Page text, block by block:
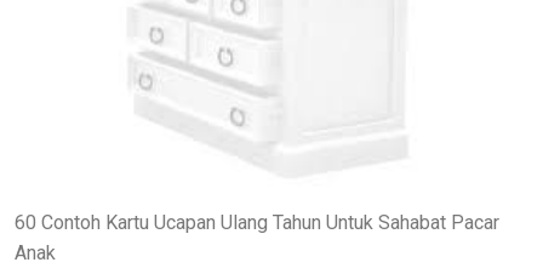
60 Contoh Kartu Ucapan Ulang Tahun Untuk Sahabat Pacar
Anak